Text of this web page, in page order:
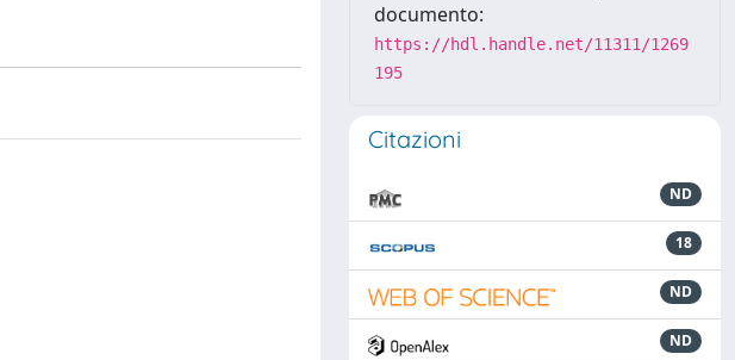
documento:
https://hdl.handle.net/11311/1269
195
Citazioni
ND
18
ND
ND